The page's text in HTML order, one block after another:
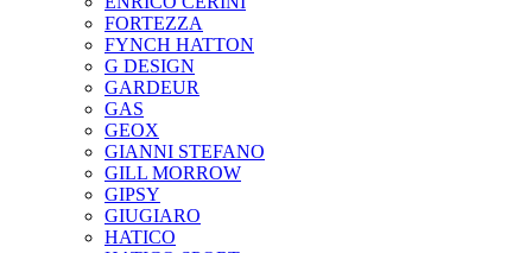
FORTEZZA
FYNCH HATTON
G DESIGN
GARDEUR
GAS
GEOX
GIANNI STEFANO
GILL MORROW
GIPSY
GIUGIARO
HATICO